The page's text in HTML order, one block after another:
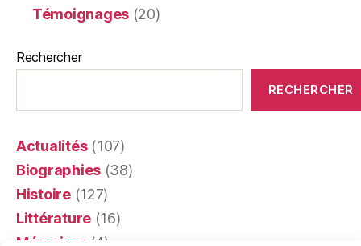
Témoignages (20)
Rechercher
RECHERCHER
Actualités(107)
Biographies (38)
Histoire(127)
Littérature (16)
Mémoires (4)